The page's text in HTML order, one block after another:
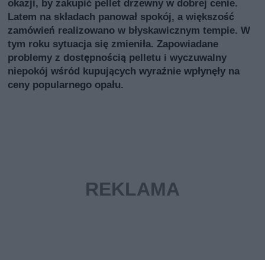
okazji, by zakupić pellet drzewny w dobrej cenie.
Latem na składach panował spokój, a większość
zamówień realizowano w błyskawicznym tempie. W
tym roku sytuacja się zmieniła. Zapowiadane
problemy z dostępnością pelletu i wyczuwalny
niepokój wśród kupujących wyraźnie wpłynęły na
ceny popularnego opału.